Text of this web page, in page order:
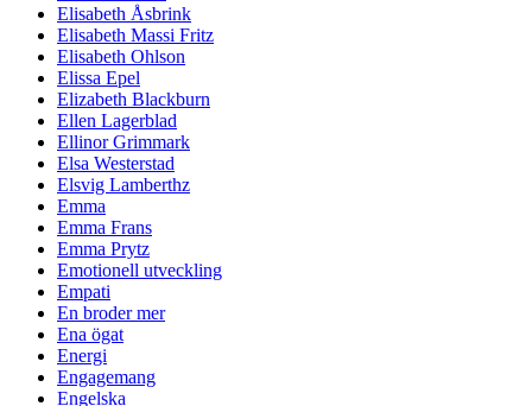
Elisabeth Åsbrink
Elisabeth Massi Fritz
Elisabeth Ohlson
Elissa Epel
Elizabeth Blackburn
Ellen Lagerblad
Ellinor Grimmark
Elsa Westerstad
Elsvig Lamberthz
Emma
Emma Frans
Emma Prytz
Emotionell utveckling
Empati
En broder mer
Ena ögat
Energi
Engagemang
Engelska